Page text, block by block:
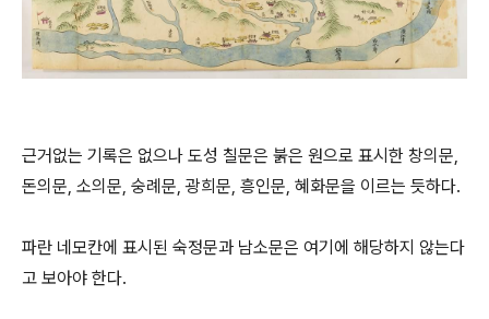
근거없는 기록은 없으나 도성 칠문은 붉은 원으로 표시한 창의문,
돈의문, 소의문, 숭례문, 광희문, 흥인문, 혜화문을 이르는 듯하다.
파란 네모칸에 표시된 숙정문과 남소문은 여기에 해당하지 않는다
고 보아야 한다.